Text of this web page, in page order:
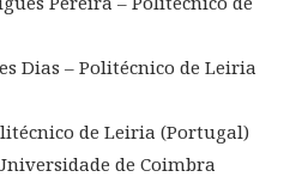
Dias – Politécnico de Leiria
de Leiria (Portugal)
de Coimbra